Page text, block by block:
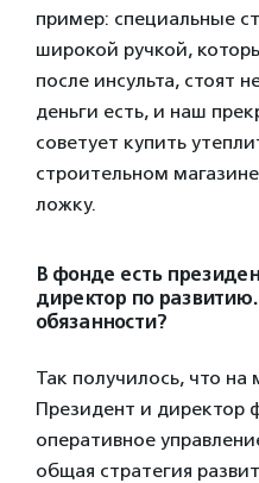
пример: специальные
широкой ручкой,
после инсульта, стоят
деньги есть, и наш
советует купить
строительном
ложку.
В фонде есть
директор по
обязанности?
Так получилось, что на
Президент и директор
оперативное
общая стратегия